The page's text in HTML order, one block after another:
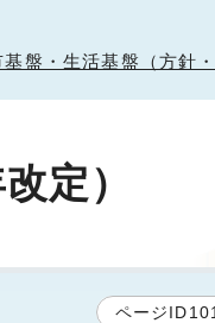
基盤・生活基盤（方針・
定）
ページ